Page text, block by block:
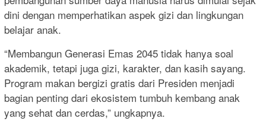
dini dengan memperhatikan aspek gizi dan lingkungan
belajar anak.
“Membangun Generasi Emas 2045 tidak hanya soal
akademik, tetapi juga gizi, karakter, dan kasih sayang.
Program makan bergizi gratis dari Presiden menjadi
bagian penting dari ekosistem tumbuh kembang anak
yang sehat dan cerdas,” ungkapnya.